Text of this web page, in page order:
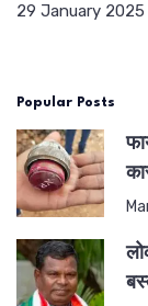
29 January 2025
Popular Posts